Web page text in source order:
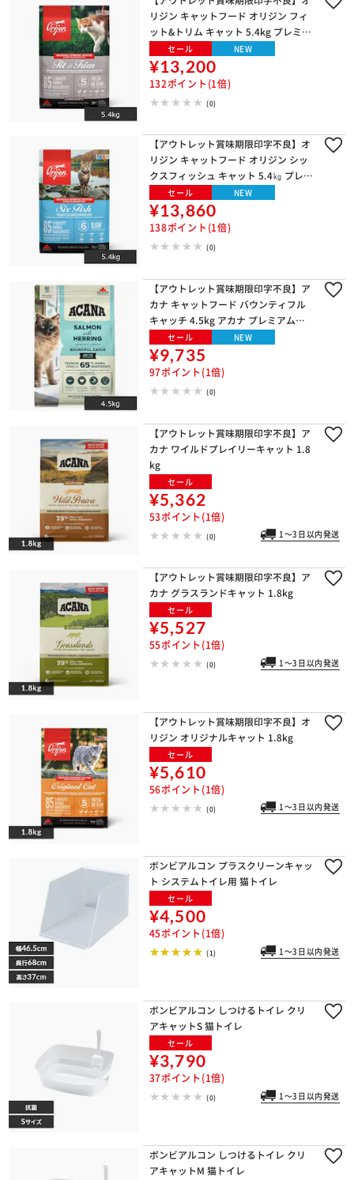
リジン キャットフード オリジン フィ
ット&トリム キャット 5.4kg プレミア
ムフード グレインフリー ORIJEN
セール NEW
¥13,200
132ポイント(1倍)
(0)
【アウトレット賞味期限印字不良】オ
リジン キャットフード オリジン シッ
クスフィッシュ キャット 5.4㎏ プレミ
アムフード グレインフリー ORIJEN
セール NEW
¥13,860
138ポイント(1倍)
(0)
【アウトレット賞味期限印字不良】ア
カナ キャットフード バウンティフル
キャッチ 4.5kg アカナ プレミアムフ
ード グレインフリー ACANA
セール NEW
¥9,735
97ポイント(1倍)
(0)
【アウトレット賞味期限印字不良】ア
カナ ワイルドプレイリーキャット 1.8
kg
セール
¥5,362
53ポイント(1倍)
(0) 1～3日以内発送
【アウトレット賞味期限印字不良】ア
カナ グラスランドキャット 1.8kg
セール
¥5,527
55ポイント(1倍)
(0) 1～3日以内発送
【アウトレット賞味期限印字不良】オ
リジン オリジナルキャット 1.8kg
セール
¥5,610
56ポイント(1倍)
(0) 1～3日以内発送
ボンビアルコン プラスクリーンキャッ
ト システムトイレ用 猫トイレ
セール
¥4,500
45ポイント(1倍)
(1) 1～3日以内発送
ボンビアルコン しつけるトイレ クリ
アキャットS 猫トイレ
セール
¥3,790
37ポイント(1倍)
(0) 1～3日以内発送
ボンビアルコン しつけるトイレ クリ
アキャットM 猫トイレ